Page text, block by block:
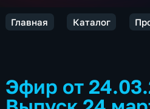
Главная Каталог
Эфир от